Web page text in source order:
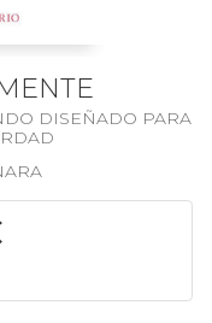
DISEÑADO PARA